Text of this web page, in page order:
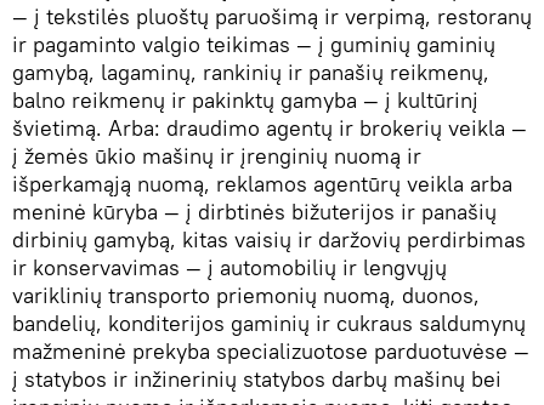
— į tekstilės pluoštų paruošimą ir verpimą, restoranų
ir pagaminto valgio teikimas — į guminių gaminių
gamybą, lagaminų, rankinių ir panašių reikmenų,
balno reikmenų ir pakinktų gamyba — į kultūrinį
švietimą. Arba: draudimo agentų ir brokerių veikla —
į žemės ūkio mašinų ir įrenginių nuomą ir
išperkamąją nuomą, reklamos agentūrų veikla arba
meninė kūryba — į dirbtinės bižuterijos ir panašių
dirbinių gamybą, kitas vaisių ir daržovių perdirbimas
ir konservavimas — į automobilių ir lengvųjų
variklinių transporto priemonių nuomą, duonos,
bandelių, konditerijos gaminių ir cukraus saldumynų
mažmeninė prekyba specializuotose parduotuvėse —
į statybos ir inžinerinių statybos darbų mašinų bei